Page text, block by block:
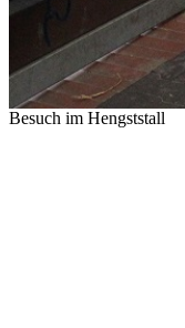
Besuch im Hengststall